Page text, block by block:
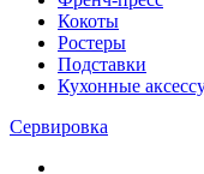
Кокоты
Ростеры
Подставки
Кухонные
Сервировка